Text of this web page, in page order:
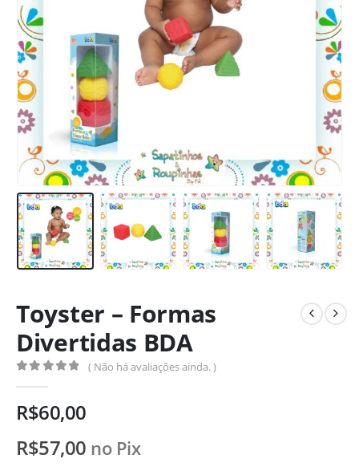
Toyster – Formas
Divertidas BDA
( Não há avaliações ainda. )
R$60,00
R$57,00 no Pix